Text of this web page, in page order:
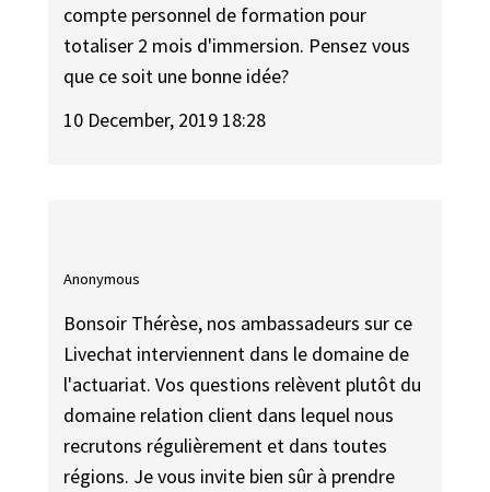
compte personnel de formation pour
totaliser 2 mois d'immersion. Pensez vous
que ce soit une bonne idée?
10 December, 2019 18:28
Anonymous
Bonsoir Thérèse, nos ambassadeurs sur ce
Livechat interviennent dans le domaine de
l'actuariat. Vos questions relèvent plutôt du
domaine relation client dans lequel nous
recrutons régulièrement et dans toutes
régions. Je vous invite bien sûr à prendre